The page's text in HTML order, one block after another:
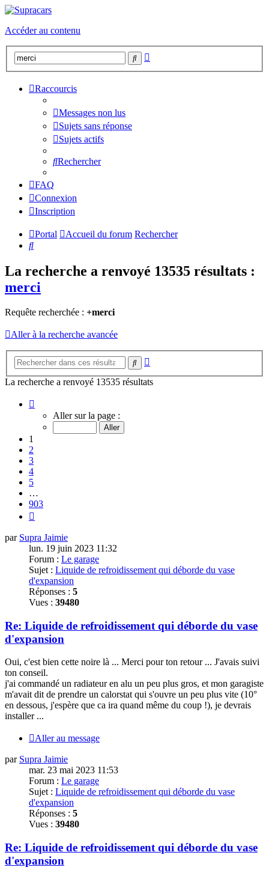
Accéder au contenu
Rechercher
Raccourcis
Messages non lus
Sujets sans réponse
Sujets actifs
Rechercher
FAQ
Connexion
Inscription
Portal Accueil du forum Rechercher
Rechercher
La recherche a renvoyé 13535 résultats :
merci
Requête recherchée : +merci
Aller à la recherche avancée
Rechercher
La recherche a renvoyé 13535 résultats
sur
Aller sur la page :
1
2
3
4
5
…
903
par Supra Jaimie
lun. 19 juin 2023 11:32
Forum : Le garage
Sujet : Liquide de refroidissement qui déborde du vase
d'expansion
Réponses : 5
Vues : 39480
Re: Liquide de refroidissement qui déborde du vase
d'expansion
Oui, c'est bien cette noire là ... Merci pour ton retour ... J'avais suivi
ton conseil.
j'ai commandé un radiateur en alu un peu plus gros, et mon garagiste
m'avait dit de prendre un calorstat qui s'ouvre un peu plus vite (10°
en dessous, j'espère que ca ira quand même du coup !), je devrais
installer ...
Aller au message
par Supra Jaimie
mar. 23 mai 2023 11:53
Forum : Le garage
Sujet : Liquide de refroidissement qui déborde du vase
d'expansion
Réponses : 5
Vues : 39480
Re: Liquide de refroidissement qui déborde du vase
d'expansion